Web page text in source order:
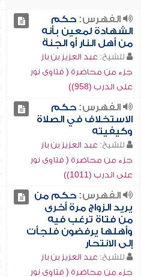
الفهرس:حكم
الشهادة لمعين بأنه
من أهل النار أو الجنة
للشيخ: عبد العزيز بن باز
جزء من محاضرة ( فتاوى نور
على الدرب (958))
الفهرس:حكم
الاستخلاف في الصلاة
وكيفيته
للشيخ: عبد العزيز بن باز
جزء من محاضرة ( فتاوى نور
على الدرب (1011))
الفهرس:حكم من
يريد الزواج مرة أخرى
من فتاة ترغب فيه
وأهلها يرفضون فلجأت
إلى الانتحار
للشيخ: عبد العزيز بن باز
جزء من محاضرة ( فتاوى نور